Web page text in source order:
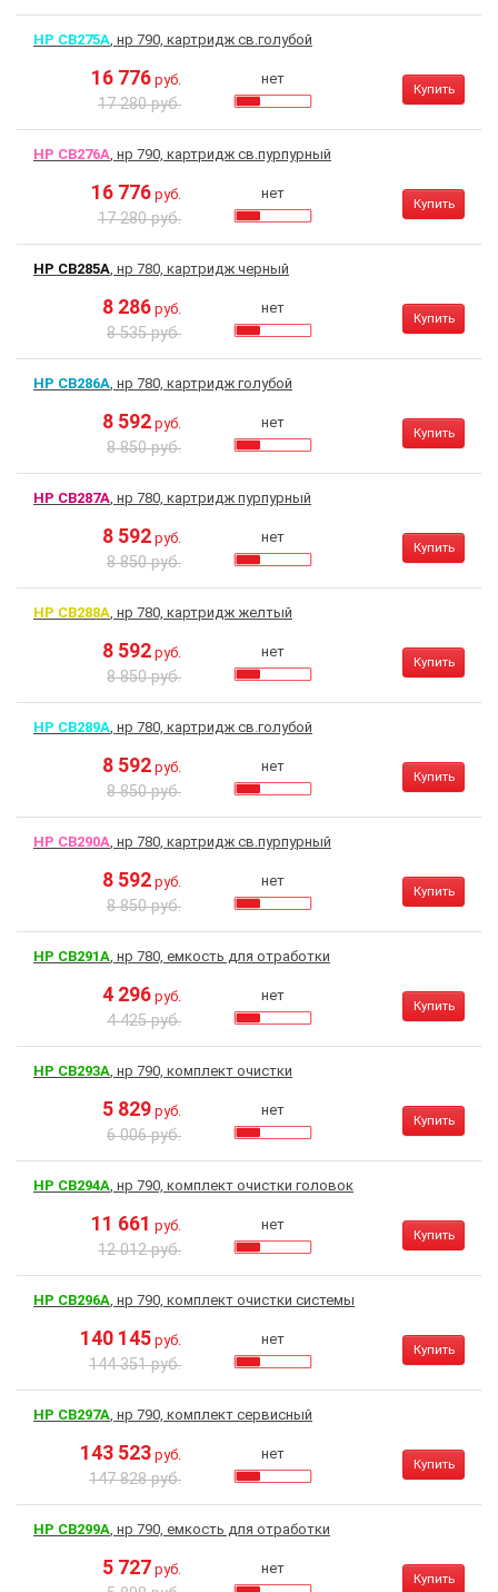
HP CB275A, нр 790, картридж св.голубой
16 776 руб.
17 280 руб.
нет
Купить
HP CB276A, нр 790, картридж св.пурпурный
16 776 руб.
17 280 руб.
нет
Купить
HP CB285A, нр 780, картридж черный
8 286 руб.
8 535 руб.
нет
Купить
HP CB286A, нр 780, картридж голубой
8 592 руб.
8 850 руб.
нет
Купить
HP CB287A, нр 780, картридж пурпурный
8 592 руб.
8 850 руб.
нет
Купить
HP CB288A, нр 780, картридж желтый
8 592 руб.
8 850 руб.
нет
Купить
HP CB289A, нр 780, картридж св.голубой
8 592 руб.
8 850 руб.
нет
Купить
HP CB290A, нр 780, картридж св.пурпурный
8 592 руб.
8 850 руб.
нет
Купить
HP CB291A, нр 780, емкость для отработки
4 296 руб.
4 425 руб.
нет
Купить
HP CB293A, нр 790, комплект очистки
5 829 руб.
6 006 руб.
нет
Купить
HP CB294A, нр 790, комплект очистки головок
11 661 руб.
12 012 руб.
нет
Купить
HP CB296A, нр 790, комплект очистки системы
140 145 руб.
144 351 руб.
нет
Купить
HP CB297A, нр 790, комплект сервисный
143 523 руб.
147 828 руб.
нет
Купить
HP CB299A, нр 790, емкость для отработки
5 727 руб. нет
Купить